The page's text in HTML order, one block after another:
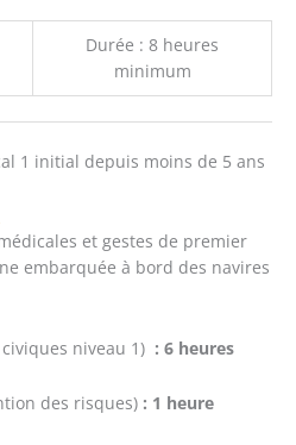
Durée : 8 heures
minimum
1 initial depuis moins de 5 ans
et gestes de premier
embarquée à bord des navires
niveau 1) : 6 heures
des risques) : 1 heure